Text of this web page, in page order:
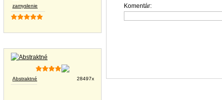
zamyslenie
Abstraktné 28497x
Komentár: